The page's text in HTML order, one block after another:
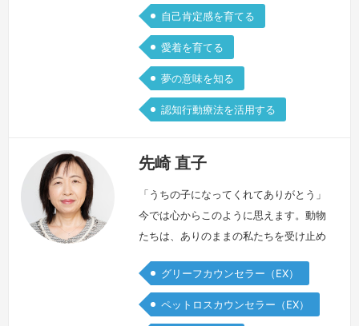
自己肯定感を育てる
愛着を育てる
夢の意味を知る
認知行動療法を活用する
先崎 直子
「うちの子になってくれてありがとう」
今では心からこのように思えます。動物
たちは、ありのままの私たちを受け止め
す。言葉を話さず、そっと寄り添ってく
れます。何もしなくてもいい、ただ側に
いてくれるだけでいい、心からそのよう
グリーフカウンセラー（EX）
ペットロスカウンセラー（EX）